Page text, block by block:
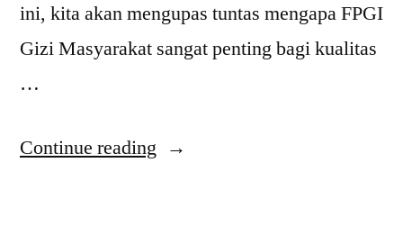
ini, kita akan mengupas tuntas mengapa FPGI
Gizi Masyarakat sangat penting bagi kualitas
…
Continue reading “Mengapa